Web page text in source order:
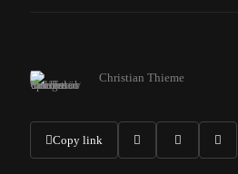
Christian Thieme
Copy link